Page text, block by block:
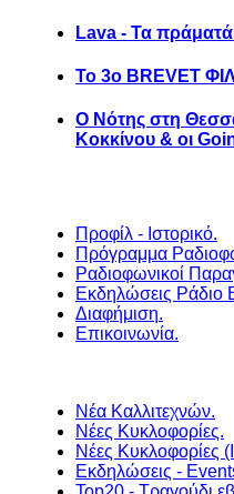
Lava - Τα
Το 3ο BREVET
Ο Νότης στη
Κοκκίνου & οι
Προφίλ - Ιστορικό.
Πρόγραμμα
Ραδιοφωνικοί
Εκδηλώσεις Ράδιο
Διαφήμιση.
Επικοινωνία.
Νέα Καλλιτεχνών.
Νέες Κυκλοφορίες.
Νέες Κυκλοφορίες
Εκδηλώσεις -